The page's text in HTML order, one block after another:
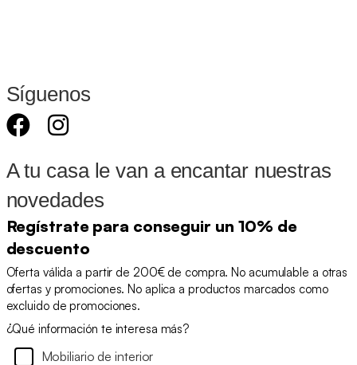
Síguenos
A tu casa le van a encantar nuestras
novedades
Regístrate para conseguir un 10% de
descuento
Oferta válida a partir de 200€ de compra. No acumulable a otras
ofertas y promociones. No aplica a productos marcados como
excluido de promociones.
¿Qué información te interesa más?
Mobiliario de interior